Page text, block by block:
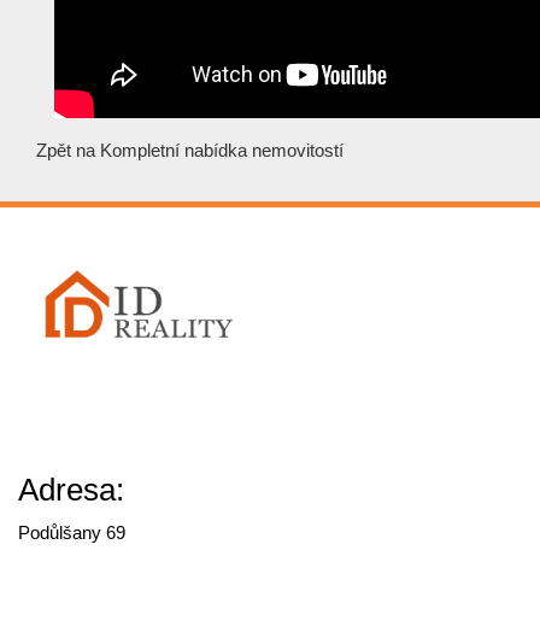
Zpět na Kompletní nabídka nemovitostí
Adresa:
Podůlšany 69